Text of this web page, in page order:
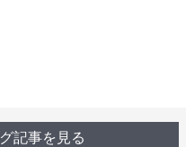
記事を見る